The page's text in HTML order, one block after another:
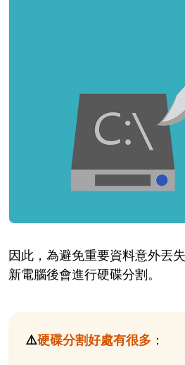
因此，為避免重要資料意外丟
新電腦後會進行硬碟分割。
⚠️硬碟分割好處有很多 ：